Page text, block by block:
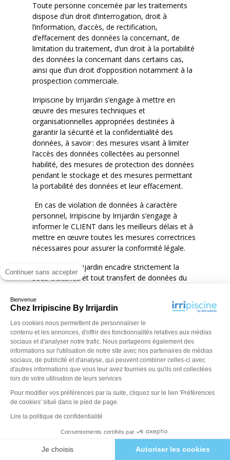
Continuer sans accepter
Bienvenue
Chez Irripiscine By Irrijardin
Les cookies nous permettent de personnaliser le
contenu et les annonces, d'offrir des fonctionnalités relatives aux médias
sociaux et d'analyser notre trafic. Nous partageons également des
informations sur l'utilisation de notre site avec nos partenaires de médias
sociaux, de publicité et d'analyse, qui peuvent combiner celles-ci avec
d'autres informations que vous leur avez fournies ou qu'ils ont collectées
lors de votre utilisation de leurs services
Pour modifier vos préférences par la suite, cliquez sur le lien 'Préférences
de cookies' situé dans le pied de page.
Lire la politique de confidentialité
Consentements certifiés par
Je choisis Autoriser les cookies
Toute personne concernée par les traitements
dispose d’un droit d’interrogation, droit à
l’information, d’accès, de rectification,
d’effacement des données la concernant, de
limitation du traitement, d’un droit à la portabilité
des données la concernant dans certains cas,
ainsi que d’un droit d’opposition notamment à la
prospection commerciale.
Irripiscine by Irrijardin s’engage à mettre en
œuvre des mesures techniques et
organisationnelles appropriées destinées à
garantir la sécurité et la confidentialité des
données, à savoir : des mesures visant à limiter
l’accès des données collectées au personnel
habilité, des mesures de protection des données
pendant le stockage et des mesures permettant
la portabilité des données et leur effacement.
En cas de violation de données à caractère
personnel, Irripiscine by Irrijardin s’engage à
informer le CLIENT dans les meilleurs délais et à
mettre en œuvre toutes les mesures correctrices
nécessaires pour assurer la conformité légale.
Irrijardin encadre strictement la
sous-traitance et tout transfert de données du
effectués dans le respect de la réglementation en
vigueur et assortis des garanties contractuelles
adéquates.
L’exercice de ses droits par la personne
concernée par les traitements s’effectue par
courrier électronique à l’adresse
:donneespersonnellesrgpd@irripiscine.fr
Le responsable du traitement des données est la
Les données personnelles sont traitées et
conservées dans l’Union Européenne.